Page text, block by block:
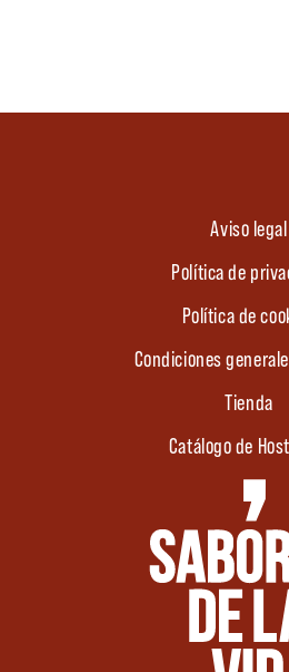
Aviso legal
Política de
Política de
Condiciones
Tienda
Catálogo de